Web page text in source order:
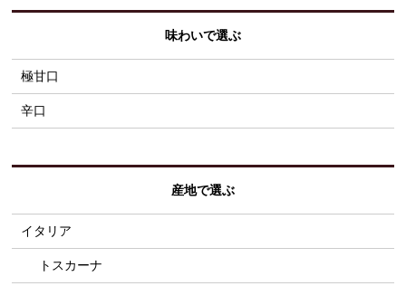
味わいで選ぶ
極甘口
辛口
産地で選ぶ
イタリア
トスカーナ